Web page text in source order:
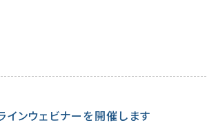
ンウェビナーを開催します